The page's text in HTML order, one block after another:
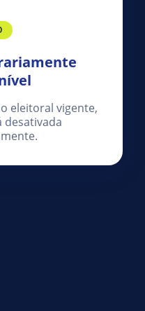
eleitoral vigente,
desativada